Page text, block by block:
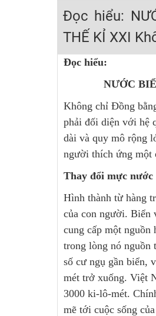
Học online lớp 2 với
2K6! Lộ Trình Sun
Hot! Lễ hội đồng giá
Khuyến Mãi Khoá
Đồng giá khóa học
Khai giảng các khóa
Khai giảng khóa Ngữ
Luyện thi vào lớp 10
Đọc hiểu:
THẾ KỈ XXI
Đọc hiểu:
NƯỚC
Không chỉ Đồng
phải đối diện với hệ
dài và quy mô rộng
người thích ứng một
Thay đổi mực nước
Hình thành từ hàng
của con người. Biển
cung cấp một nguồn
trong lòng nó nguồn
số cư ngụ gần biển,
mét trở xuống. Việt
3000 ki-lô-mét.
mẽ tới cuộc sống